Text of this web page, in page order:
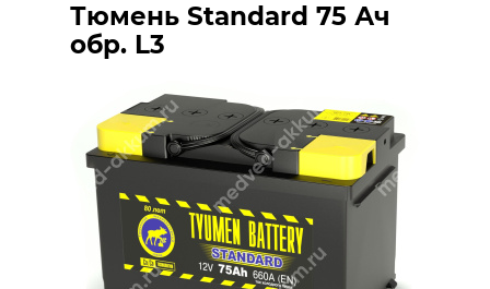
Тюмень Standard 75 Ач
обр. L3